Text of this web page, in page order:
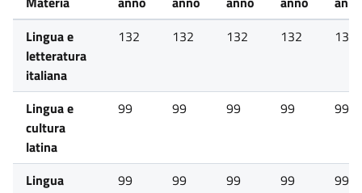
Lingua e
letteratura
italiana
132 132 132 132 132
Lingua e
cultura
latina
99 99 99 99 99
Lingua
99 99 99 99 99